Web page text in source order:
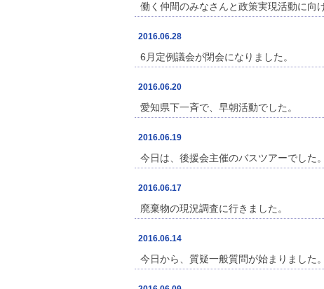
働く仲間のみなさんと政策実現活動に向
2016.06.28
6月定例議会が閉会になりました。
2016.06.20
愛知県下一斉で、早朝活動でした。
2016.06.19
今日は、後援会主催のバスツアーでした。
2016.06.17
廃棄物の現況調査に行きました。
2016.06.14
今日から、質疑一般質問が始まりました。